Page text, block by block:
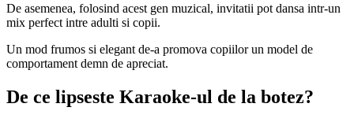
De asemenea, folosind acest gen muzical, invitatii pot dansa intr-un
mix perfect intre adulti si copii.
Un mod frumos si elegant de-a promova copiilor un model de
comportament demn de apreciat.
De ce lipseste Karaoke-ul de la botez?